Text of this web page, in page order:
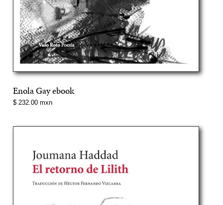
Enola Gay ebook
Precio
$ 232.00 mxn